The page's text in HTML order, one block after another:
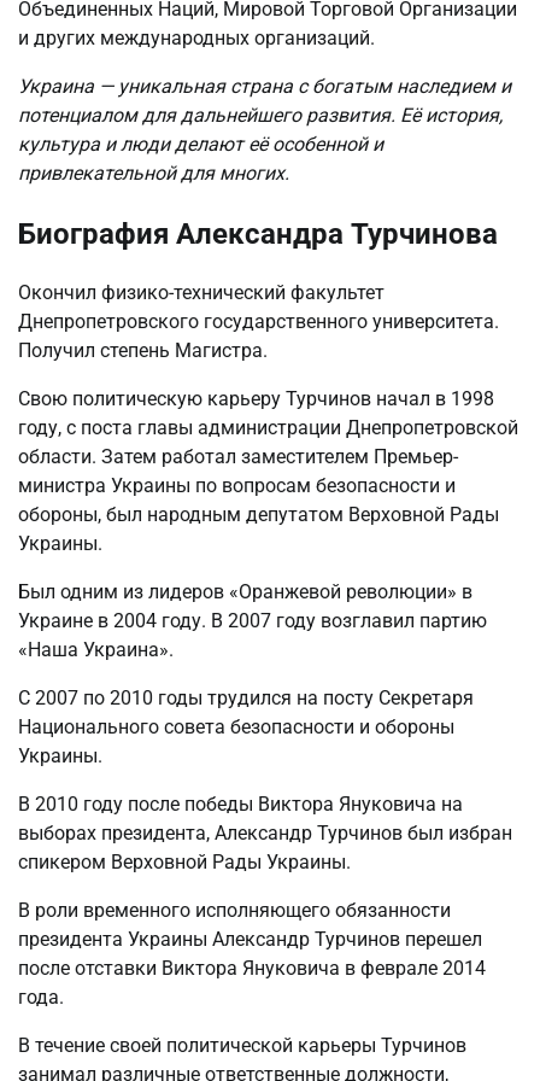
Объединенных Наций, Мировой Торговой Организации
и других международных организаций.
Украина — уникальная страна с богатым наследием и
потенциалом для дальнейшего развития. Её история,
культура и люди делают её особенной и
привлекательной для многих.
Биография Александра Турчинова
Окончил физико-технический факультет
Днепропетровского государственного университета.
Получил степень Магистра.
Свою политическую карьеру Турчинов начал в 1998
году, с поста главы администрации Днепропетровской
области. Затем работал заместителем Премьер-
министра Украины по вопросам безопасности и
обороны, был народным депутатом Верховной Рады
Украины.
Был одним из лидеров «Оранжевой революции» в
Украине в 2004 году. В 2007 году возглавил партию
«Наша Украина».
С 2007 по 2010 годы трудился на посту Секретаря
Национального совета безопасности и обороны
Украины.
В 2010 году после победы Виктора Януковича на
выборах президента, Александр Турчинов был избран
спикером Верховной Рады Украины.
В роли временного исполняющего обязанности
президента Украины Александр Турчинов перешел
после отставки Виктора Януковича в феврале 2014
года.
В течение своей политической карьеры Турчинов
занимал различные ответственные должности,